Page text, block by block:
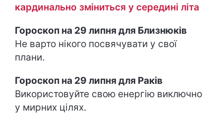
кардинально зміниться у середині літа
Гороскоп на 29 липня для Близнюків
Не варто нікого посвячувати у свої
плани.
Гороскоп на 29 липня для Раків
Використовуйте свою енергію виключно
у мирних цілях.